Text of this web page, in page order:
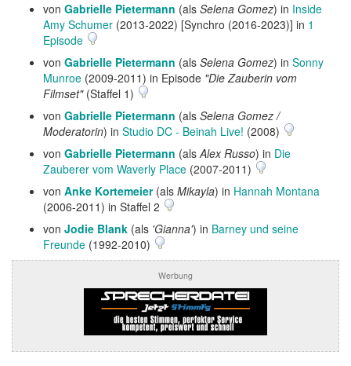
von Gabrielle Pietermann (als Selena Gomez) in Inside
Amy Schumer (2013-2022) [Synchro (2016-2023)] in 1
Episode
von Gabrielle Pietermann (als Selena Gomez) in Sonny
Munroe (2009-2011) in Episode "Die Zauberin vom
Filmset"(Staffel 1)
von Gabrielle Pietermann (als Selena Gomez /
Moderatorin) in Studio DC - Beinah Live! (2008)
von Gabrielle Pietermann (alsAlex Russo) in Die
Zauberer vom Waverly Place (2007-2011)
von Anke Kortemeier(als Mikayla) in Hannah Montana
(2006-2011) in Staffel 2
von Jodie Blank (als 'Gianna') in Barney und seine
Freunde (1992-2010)
Werbung